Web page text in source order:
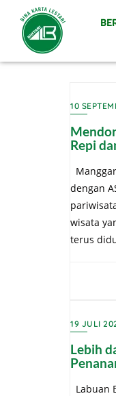
10
Repi
dengan
wisata
terus
19 JULI
Lebih
Labuan